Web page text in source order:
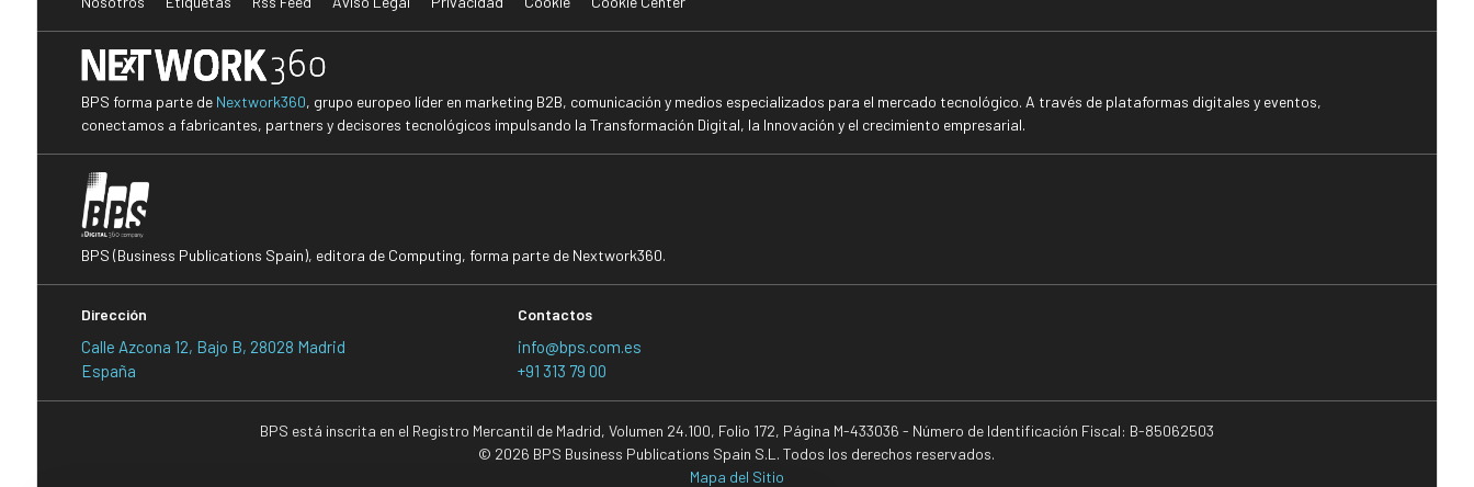
BPS forma parte de Nextwork360, grupo europeo líder en marketing B2B, comunicación y medios especializados para el mercado tecnológico. A través de plataformas digitales y eventos,
conectamos a fabricantes, partners y decisores tecnológicos impulsando la Transformación Digital, la Innovación y el crecimiento empresarial.
BPS (Business Publications Spain), editora de Computing, forma parte de Nextwork360.
Dirección
Calle Azcona 12, Bajo B, 28028 Madrid
España
Contactos
info@bps.com.es
+91 313 79 00
BPS está inscrita en el Registro Mercantil de Madrid, Volumen 24.100, Folio 172, Página M-433036 - Número de Identificación Fiscal: B-85062503
© 2026 BPS Business Publications Spain S.L. Todos los derechos reservados.
Mapa del Sitio